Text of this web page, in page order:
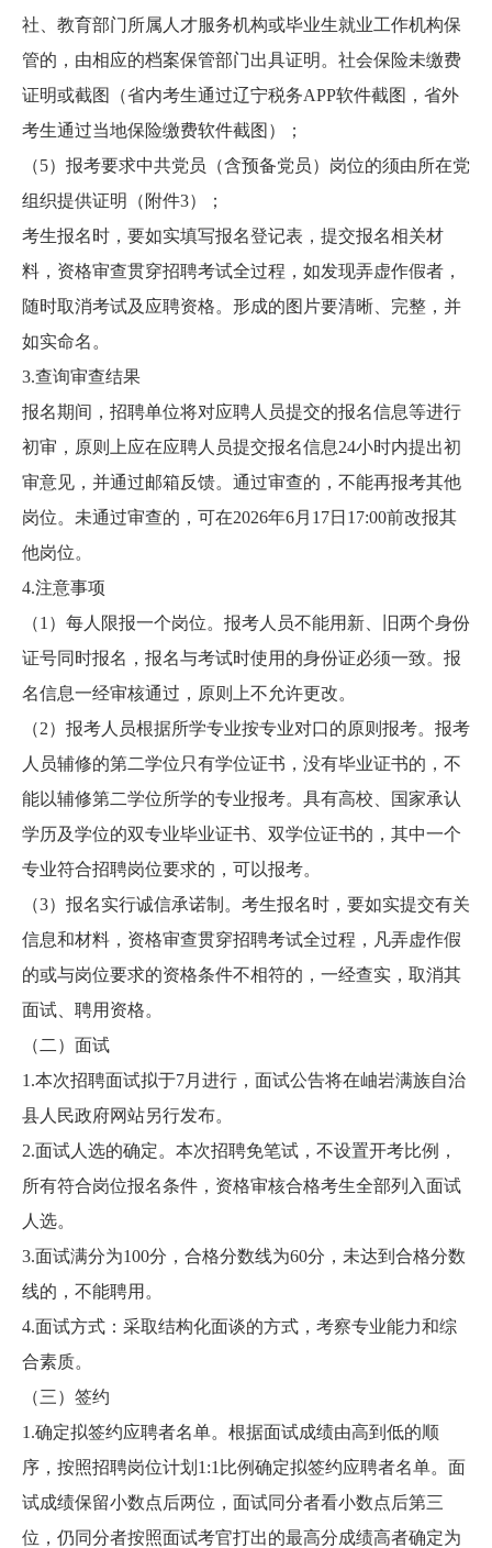
社、教育部门所属人才服务机构或毕业生就业工作机构保
管的，由相应的档案保管部门出具证明。社会保险未缴费
证明或截图（省内考生通过辽宁税务APP软件截图，省外
考生通过当地保险缴费软件截图）；
（5）报考要求中共党员（含预备党员）岗位的须由所在党
组织提供证明（附件3）；
考生报名时，要如实填写报名登记表，提交报名相关材
料，资格审查贯穿招聘考试全过程，如发现弄虚作假者，
随时取消考试及应聘资格。形成的图片要清晰、完整，并
如实命名。
3.查询审查结果
报名期间，招聘单位将对应聘人员提交的报名信息等进行
初审，原则上应在应聘人员提交报名信息24小时内提出初
审意见，并通过邮箱反馈。通过审查的，不能再报考其他
岗位。未通过审查的，可在2026年6月17日17:00前改报其
他岗位。
4.注意事项
（1）每人限报一个岗位。报考人员不能用新、旧两个身份
证号同时报名，报名与考试时使用的身份证必须一致。报
名信息一经审核通过，原则上不允许更改。
（2）报考人员根据所学专业按专业对口的原则报考。报考
人员辅修的第二学位只有学位证书，没有毕业证书的，不
能以辅修第二学位所学的专业报考。具有高校、国家承认
学历及学位的双专业毕业证书、双学位证书的，其中一个
专业符合招聘岗位要求的，可以报考。
（3）报名实行诚信承诺制。考生报名时，要如实提交有关
信息和材料，资格审查贯穿招聘考试全过程，凡弄虚作假
的或与岗位要求的资格条件不相符的，一经查实，取消其
面试、聘用资格。
（二）面试
1.本次招聘面试拟于7月进行，面试公告将在岫岩满族自治
县人民政府网站另行发布。
2.面试人选的确定。本次招聘免笔试，不设置开考比例，
所有符合岗位报名条件，资格审核合格考生全部列入面试
人选。
3.面试满分为100分，合格分数线为60分，未达到合格分数
线的，不能聘用。
4.面试方式：采取结构化面谈的方式，考察专业能力和综
合素质。
（三）签约
1.确定拟签约应聘者名单。根据面试成绩由高到低的顺
序，按照招聘岗位计划1:1比例确定拟签约应聘者名单。面
试成绩保留小数点后两位，面试同分者看小数点后第三
位，仍同分者按照面试考官打出的最高分成绩高者确定为